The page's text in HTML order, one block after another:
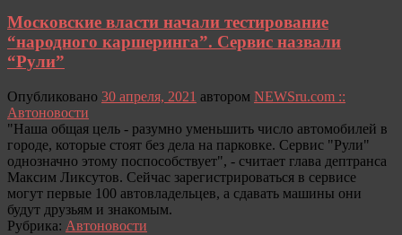
Московские власти начали тестирование
“народного каршеринга”. Сервис назвали
“Рули”
Опубликовано 30 апреля, 2021 автором NEWSru.com ::
Автоновости
"Наша общая цель - разумно уменьшить число автомобилей в
городе, которые стоят без дела на парковке. Сервис "Рули"
однозначно этому поспособствует", - считает глава дептранса
Максим Ликсутов. Сейчас зарегистрироваться в сервисе
могут первые 100 автовладельцев, а сдавать машины они
будут друзьям и знакомым.
Рубрика: Автоновости